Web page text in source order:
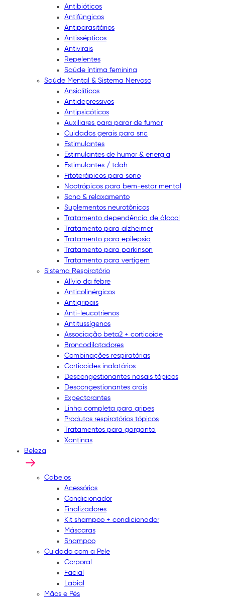
Antibióticos
Antifúngicos
Antiparasitários
Antissépticos
Antivirais
Repelentes
Saúde íntima feminina
Saúde Mental & Sistema Nervoso
Ansiolíticos
Antidepressivos
Antipsicóticos
Auxiliares para parar de fumar
Cuidados gerais para snc
Estimulantes
Estimulantes de humor & energia
Estimulantes / tdah
Fitoterápicos para sono
Nootrópicos para bem-estar mental
Sono & relaxamento
Suplementos neurotônicos
Tratamento dependência de álcool
Tratamento para alzheimer
Tratamento para epilepsia
Tratamento para parkinson
Tratamento para vertigem
Sistema Respiratório
Alívio da febre
Anticolinérgicos
Antigripais
Anti-leucotrienos
Antitussígenos
Associação beta2 + corticoide
Broncodilatadores
Combinações respiratórias
Corticoides inalatórios
Descongestionantes nasais tópicos
Descongestionantes orais
Expectorantes
Linha completa para gripes
Produtos respiratórios tópicos
Tratamentos para garganta
Xantinas
Beleza
Cabelos
Acessórios
Condicionador
Finalizadores
Kit shampoo + condicionador
Máscaras
Shampoo
Cuidado com a Pele
Corporal
Facial
Labial
Mãos e Pés